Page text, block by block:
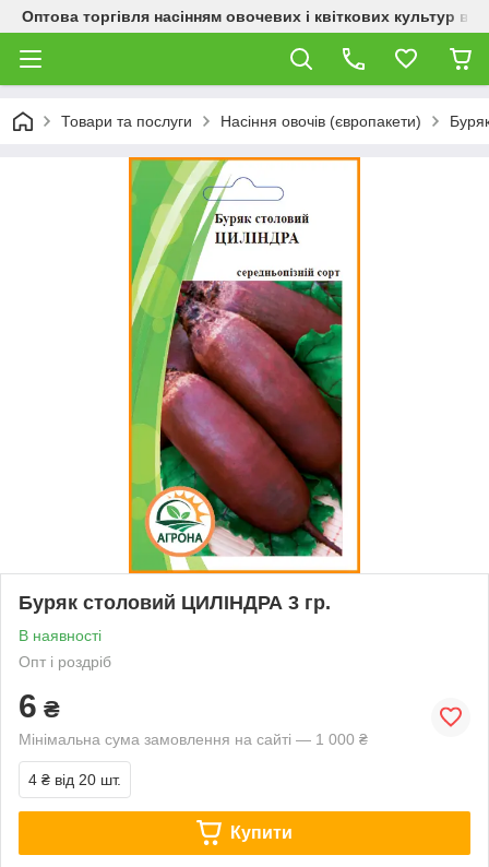
Оптова торгівля насінням овочевих і квіткових культур
Товари та послуги Насіння овочів (європакети)
Буряк столовий ЦИЛІНДРА 3 гр.
В наявності
Опт і роздріб
6 ₴
Мінімальна сума замовлення на сайті — 1 000 ₴
4 ₴ від 20 шт.
Купити